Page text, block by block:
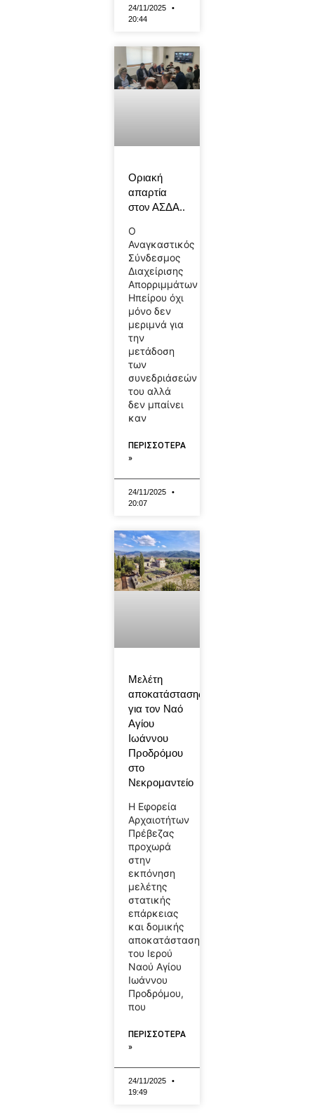
24/11/2025
20:44
Οριακή
απαρτία
στον ΑΣΔΑ..
Ο
Αναγκαστικός
Σύνδεσμος
Διαχείρισης
Απορριμμάτων
Ηπείρου όχι
μόνο δεν
μεριμνά για
την
μετάδοση
των
συνεδριάσεών
του αλλά
δεν μπαίνει
καν
ΠΕΡΙΣΣΟΤΕΡΑ
»
24/11/2025
20:07
Μελέτη
αποκατάστασης
για τον Ναό
Αγίου
Ιωάννου
Προδρόμου
στο
Νεκρομαντείο
Η Εφορεία
Αρχαιοτήτων
Πρέβεζας
προχωρά
στην
εκπόνηση
μελέτης
στατικής
επάρκειας
και δομικής
αποκατάστασης
του Ιερού
Ναού Αγίου
Ιωάννου
Προδρόμου,
που
ΠΕΡΙΣΣΟΤΕΡΑ
»
24/11/2025
19:49